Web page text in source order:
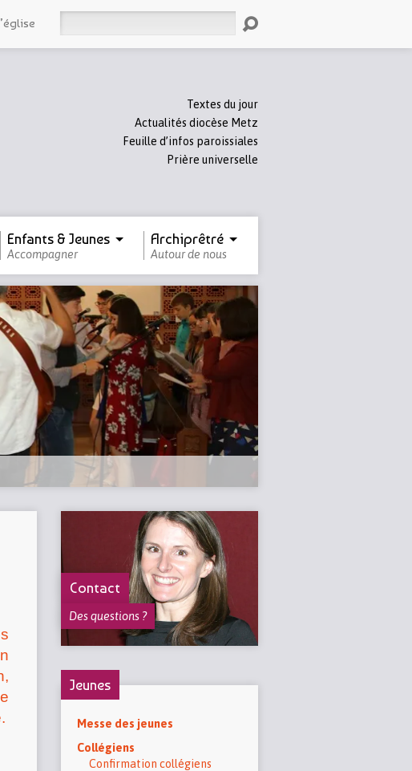
Textes du jour
Actualités diocèse Metz
Feuille d’infos paroissiales
Prière universelle
Enfants & Jeunes
Accompagner
Archiprêtré
Autour de nous
Contact
Des questions ?
Jeunes
Messe des jeunes
Collégiens
Confirmation collégiens